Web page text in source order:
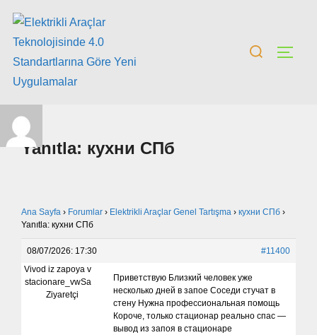
Yanıtla: кухни СПб
Ana Sayfa › Forumlar › Elektrikli Araçlar Genel Tartışma › кухни СПб ›
Yanıtla: кухни СПб
08/07/2026: 17:30
#11400
Vivod iz zapoya v
stacionare_vwSa
Ziyaretçi
Приветствую Близкий человек уже
несколько дней в запое Соседи стучат в
стену Нужна профессиональная помощь
Короче, только стационар реально спас —
вывод из запоя в стационаре